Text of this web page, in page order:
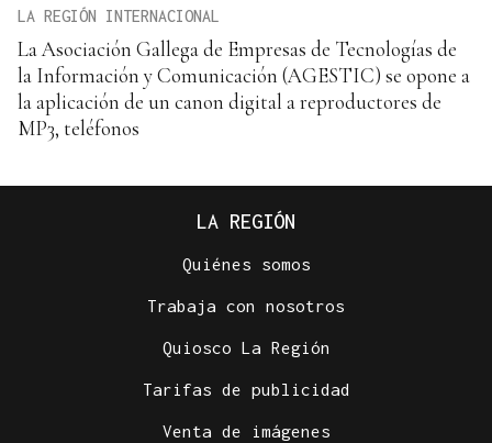
LA REGIÓN INTERNACIONAL
La Asociación Gallega de Empresas de Tecnologías de
la Información y Comunicación (AGESTIC) se opone a
la aplicación de un canon digital a reproductores de
MP3, teléfonos
LA REGIÓN
Quiénes somos
Trabaja con nosotros
Quiosco La Región
Tarifas de publicidad
Venta de imágenes